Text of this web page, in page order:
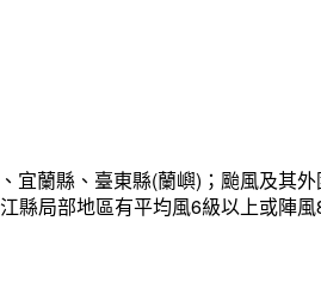
宜蘭縣、臺東縣(蘭嶼)；颱風及其
局部地區有平均風6級以上或陣